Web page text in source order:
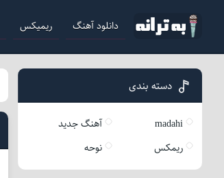
دانلود آهنگ ریمیکس
دسته بندی
madahi
آهنگ جدید
ریمکس
نوحه